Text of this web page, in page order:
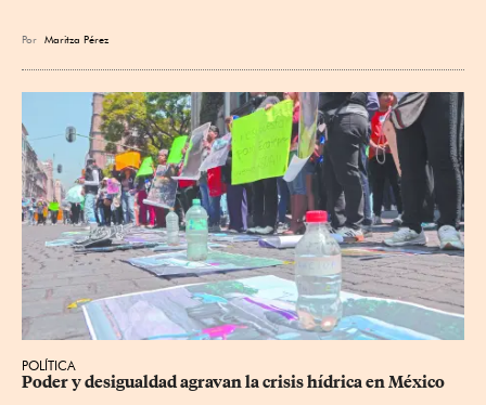
Por Maritza Pérez
POLÍTICA
Poder y desigualdad agravan la crisis hídrica en México